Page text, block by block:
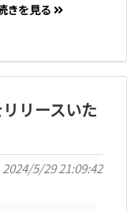
きを見る
リースいた
2024/5/29 21:09:42